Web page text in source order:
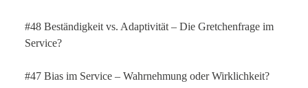
#48 Beständigkeit vs. Adaptivität – Die Gretchenfrage im
Service?
#47 Bias im Service – Wahrnehmung oder Wirklichkeit?